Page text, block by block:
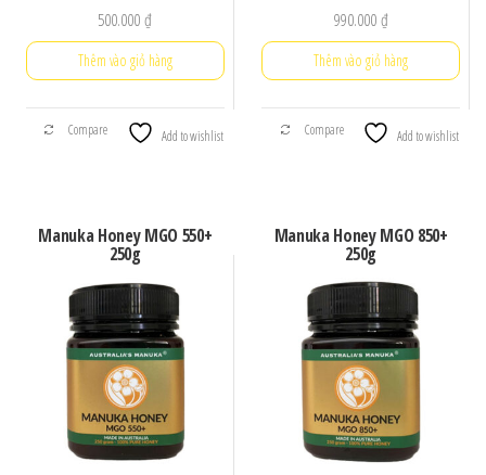
500.000₫
Thêm vào giỏ hàng
Compare Add to wishlist
990.000₫
Thêm vào giỏ hàng
Compare Add to wishlist
Manuka Honey MGO 550+
250g
Manuka Honey MGO 850+
250g